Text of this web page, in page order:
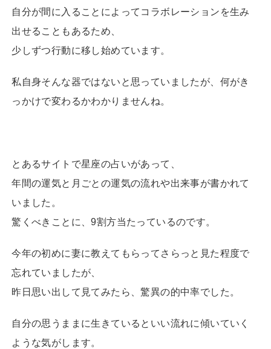
自分が間に入ることによってコラボレーションを生み
出せることもあるため、
少しずつ行動に移し始めています。
私自身そんな器ではないと思っていましたが、何がき
っかけで変わるかわかりませんね。
とあるサイトで星座の占いがあって、
年間の運気と月ごとの運気の流れや出来事が書かれて
いました。
驚くべきことに、9割方当たっているのです。
今年の初めに妻に教えてもらってさらっと見た程度で
忘れていましたが、
昨日思い出して見てみたら、驚異の的中率でした。
自分の思うままに生きているといい流れに傾いていく
ような気がします。